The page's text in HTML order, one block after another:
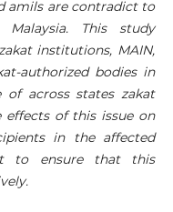
amils are contradict to
This study
institutions, MAIN,
authorized bodies in
of across states zakat
of this issue on
in the affected
to ensure that this